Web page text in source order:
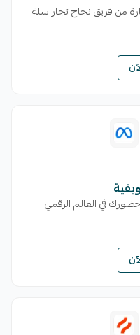
من فريق نجاح تجار سلة
في العالم الرقمي